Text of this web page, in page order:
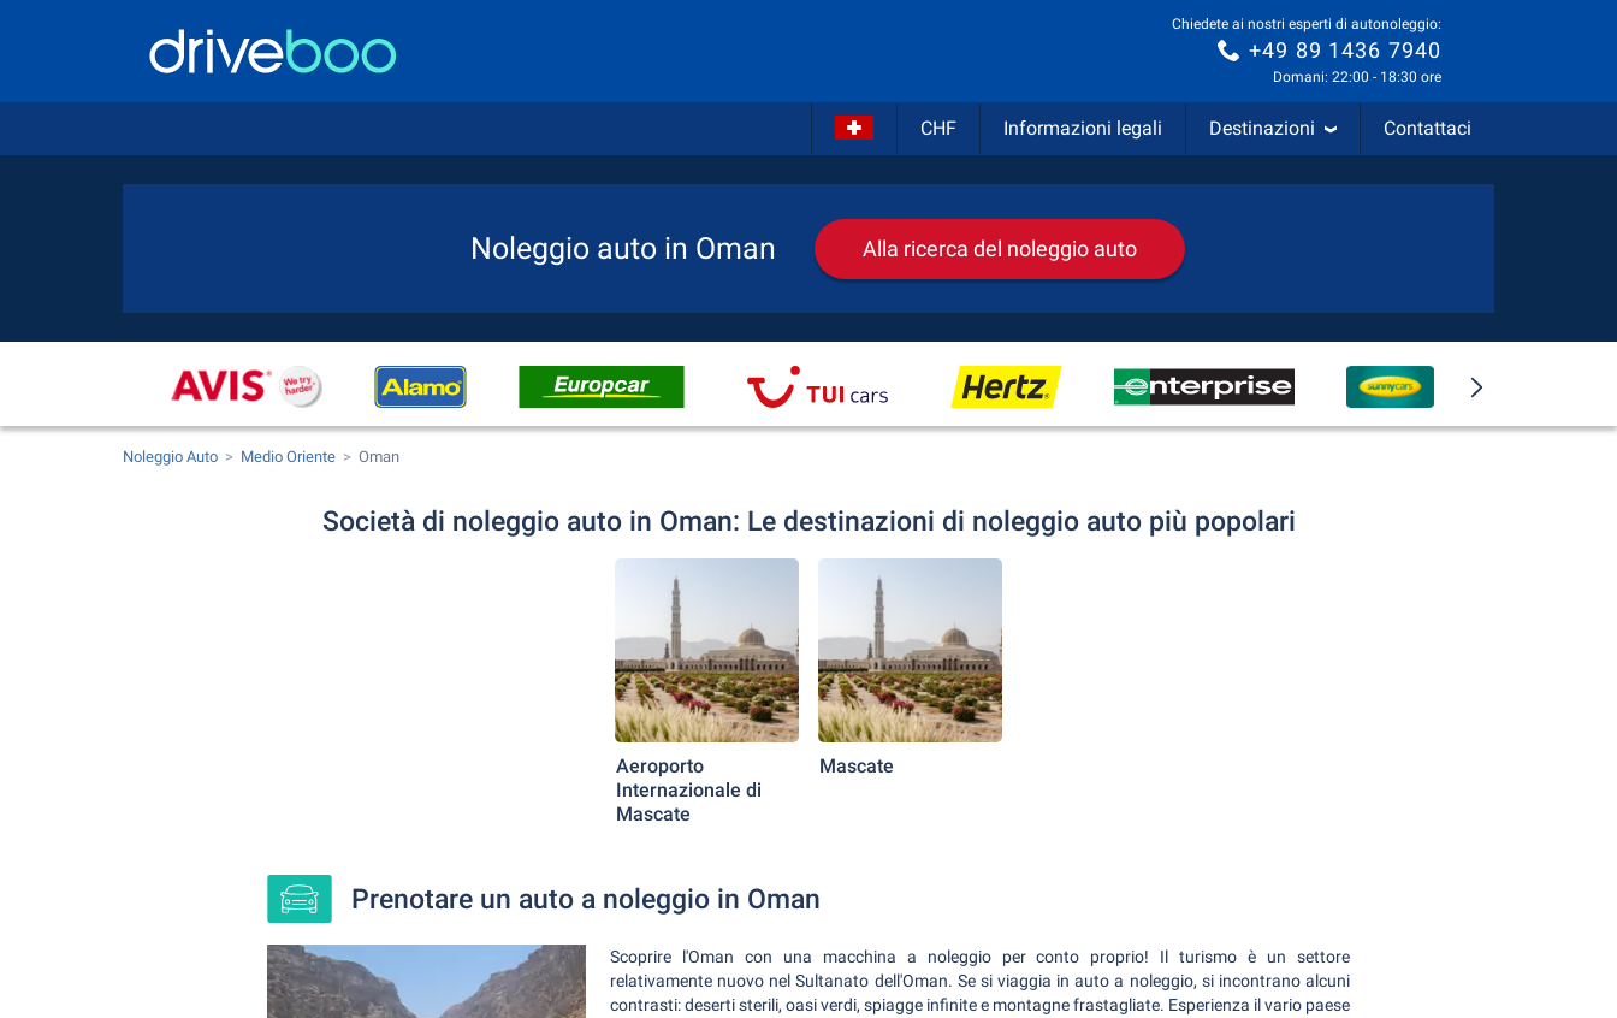
Chiedete ai nostri esperti di autonoleggio:
+49 89 1436 7940
Domani: 22:00 - 18:30 ore
CHF Informazioni legali Destinazioni Contattaci
Noleggio auto in Oman Alla ricerca del noleggio auto
Noleggio Auto Medio Oriente Oman
Società di noleggio auto in Oman: Le destinazioni di noleggio auto più popolari
Aeroporto
Internazionale di
Mascate
Mascate
Prenotare un auto a noleggio in Oman
Scoprire l'Oman con una macchina a noleggio per conto proprio! Il turismo è un settore
relativamente nuovo nel Sultanato dell'Oman. Se si viaggia in auto a noleggio, si incontrano alcuni
contrasti: deserti sterili, oasi verdi, spiagge infinite e montagne frastagliate. Esperienza il vario paese